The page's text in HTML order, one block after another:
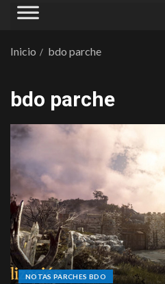
Inicio bdo parche
bdo parche
NOTAS PARCHES BDO